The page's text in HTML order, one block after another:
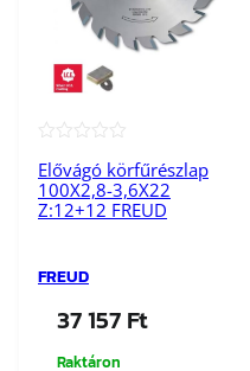
Elővágó körfűrészlap
100X2,8-3,6X22
Z:12+12 FREUD
FREUD
37 157Ft
Raktáron